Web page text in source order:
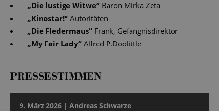
„Die lustige Witwe“ Baron Mirka Zeta
„Kinostar!“ Autoritäten
„Die Fledermaus“ Frank, Gefängnisdirektor
„My Fair Lady“ Alfred P.Doolittle
PRESSESTIMMEN
9. März 2026 | Andreas Schwarze